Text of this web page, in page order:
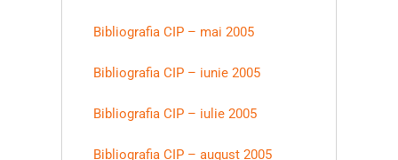
Bibliografia CIP – mai 2005
Bibliografia CIP – iunie 2005
Bibliografia CIP – iulie 2005
Bibliografia CIP – august 2005